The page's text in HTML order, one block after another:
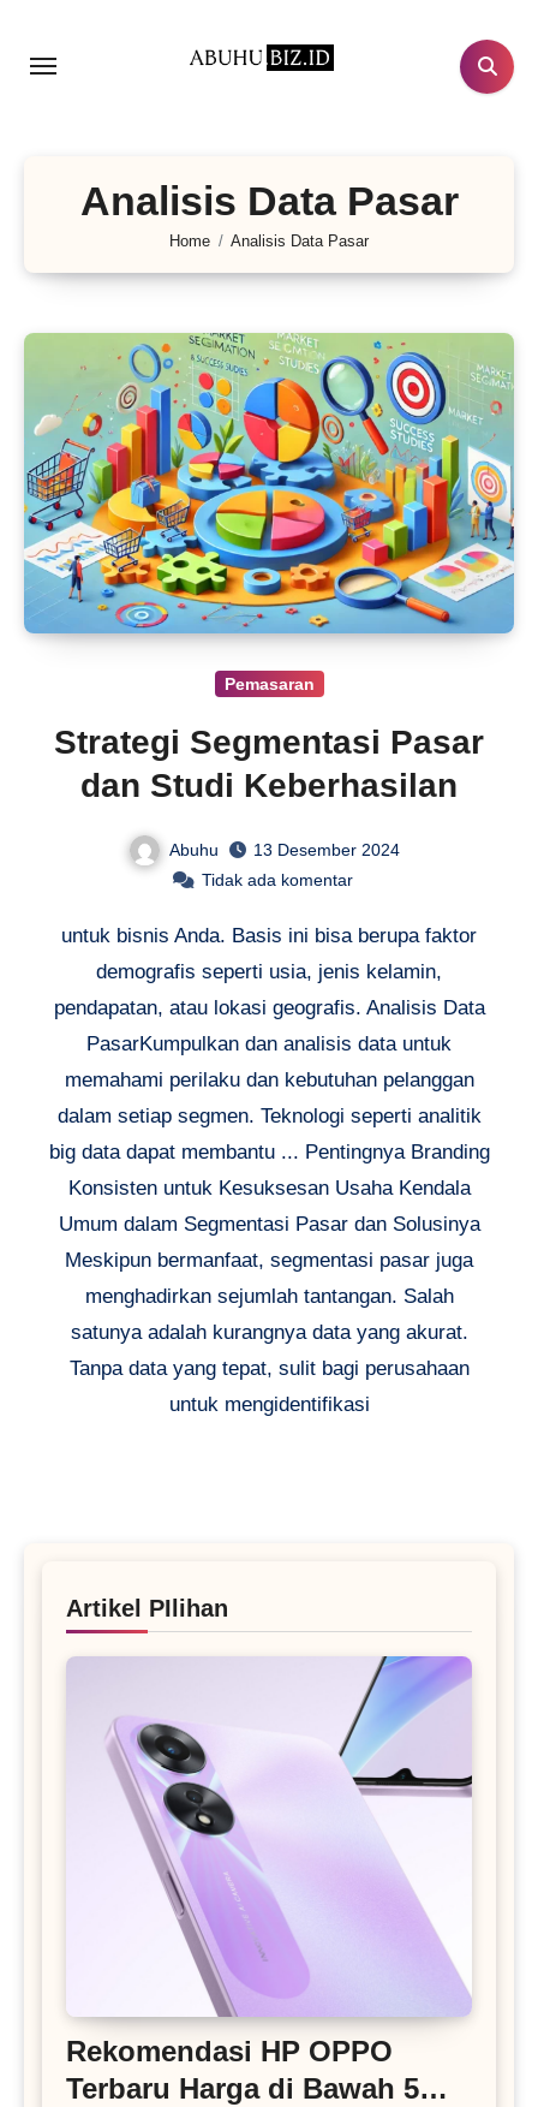
Analisis Data Pasar
Home Analisis Data Pasar
Pemasaran
Strategi Segmentasi Pasar
dan Studi Keberhasilan
Abuhu
13 Desember 2024
Tidak ada komentar
untuk bisnis Anda. Basis ini bisa berupa faktor
demografis seperti usia, jenis kelamin,
pendapatan, atau lokasi geografis. Analisis Data
PasarKumpulkan dan analisis data untuk
memahami perilaku dan kebutuhan pelanggan
dalam setiap segmen. Teknologi seperti analitik
big data dapat membantu ... Pentingnya Branding
Konsisten untuk Kesuksesan Usaha Kendala
Umum dalam Segmentasi Pasar dan Solusinya
Meskipun bermanfaat, segmentasi pasar juga
menghadirkan sejumlah tantangan. Salah
satunya adalah kurangnya data yang akurat.
Tanpa data yang tepat, sulit bagi perusahaan
untuk mengidentifikasi
Artikel PIlihan
Rekomendasi HP OPPO
Terbaru Harga di Bawah 5